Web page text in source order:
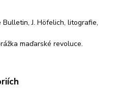
J. Höfelich, litografie,
maďarské revoluce.